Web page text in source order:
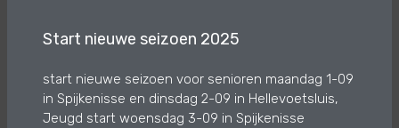
Start nieuwe seizoen 2025
start nieuwe seizoen voor senioren maandag 1-09
in Spijkenisse en dinsdag 2-09 in Hellevoetsluis,
Jeugd start woensdag 3-09 in Spijkenisse